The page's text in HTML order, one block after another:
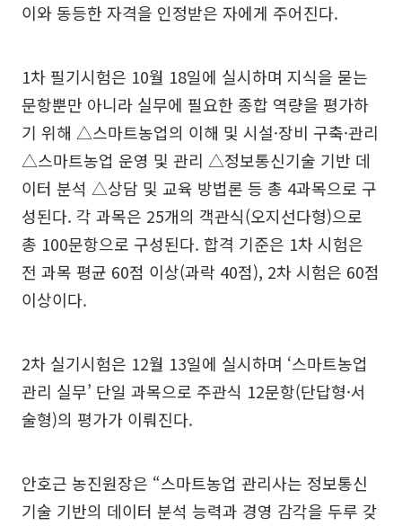
이와 동등한 자격을 인정받은 자에게 주어진다.
1차 필기시험은 10월 18일에 실시하며 지식을 묻는
문항뿐만 아니라 실무에 필요한 종합 역량을 평가하
기 위해 △스마트농업의 이해 및 시설·장비 구축·관리
△스마트농업 운영 및 관리 △정보통신기술 기반 데
이터 분석 △상담 및 교육 방법론 등 총 4과목으로 구
성된다. 각 과목은 25개의 객관식(오지선다형)으로
총 100문항으로 구성된다. 합격 기준은 1차 시험은
전 과목 평균 60점 이상(과락 40점), 2차 시험은 60점
이상이다.
2차 실기시험은 12월 13일에 실시하며 ‘스마트농업
관리 실무’ 단일 과목으로 주관식 12문항(단답형·서
술형)의 평가가 이뤄진다.
안호근 농진원장은 “스마트농업 관리사는 정보통신
기술 기반의 데이터 분석 능력과 경영 감각을 두루 갖